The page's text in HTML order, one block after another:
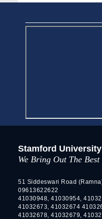
Educational
Secretary
Jun 6, 2026
Bangladesh Tops
Microbiology
May 9, 2026
Stamford
We Bring Out The Best
51 Siddeswari Road
09613622622
41030948, 41030954,
41032673, 41032674
41032678, 41032679,